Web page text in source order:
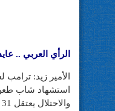
الرأي العربي ..
الأمير زيد:
استشهاد شاب
والاحتلال يعتقل 31 فلسطينياً